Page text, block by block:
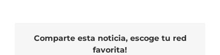
Comparte esta noticia, escoge tu red
favorita!